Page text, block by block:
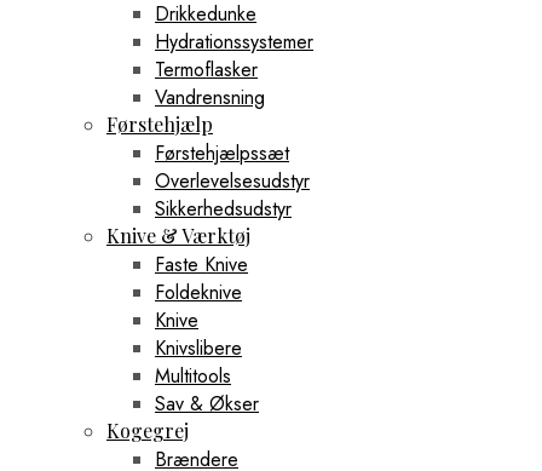
Drikkedunke
Hydrationssystemer
Termoflasker
Vandrensning
Førstehjælp
Førstehjælpssæt
Overlevelsesudstyr
Sikkerhedsudstyr
Knive & Værktøj
Faste Knive
Foldeknive
Knive
Knivslibere
Multitools
Sav & Økser
Kogegrej
Brændere